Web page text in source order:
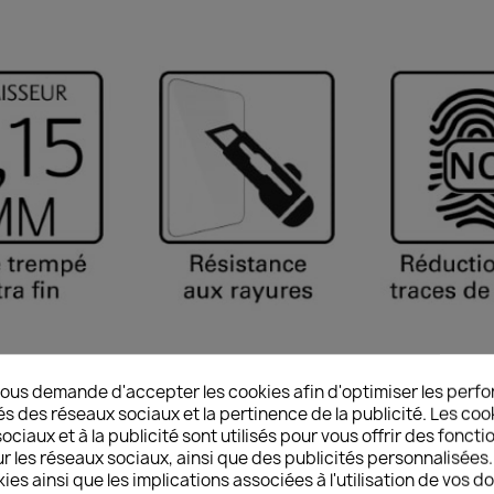
(gamme Ultra Slim)
contre les chocs et la casse de l'écran (verre trempé AAA -
contre les chocs et la casse de l'écran (indice 8H sur
oléophobique
demande d'accepter les cookies afin d'optimiser les
des réseaux sociaux et la pertinence de la publicité. Les
et à la publicité sont utilisés pour vous offrir des
les réseaux sociaux, ainsi que des publicités
ainsi que les implications associées à l'utilisation de vos